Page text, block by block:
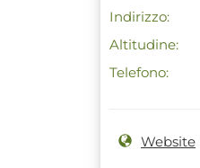
Indirizzo:
Altitudine:
Telefono:
Website